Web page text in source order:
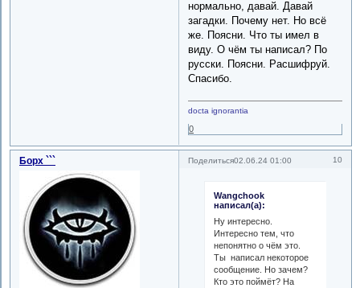
нормально, давай. Давай
загадки. Почему нет. Но всё
же. Поясни. Что ты имел в
виду. О чём ты написал? По
русски. Поясни. Расшифруй.
Спасибо.
docta ignorantia
0
Поделиться 10
02.06.24 01:00
Борх ```
Wangchook
написал(а):
Ну интересно.
Интересно тем, что
непонятно о чём это.
Ты написал некоторое
сообщение. Но зачем?
Кто это поймёт? На